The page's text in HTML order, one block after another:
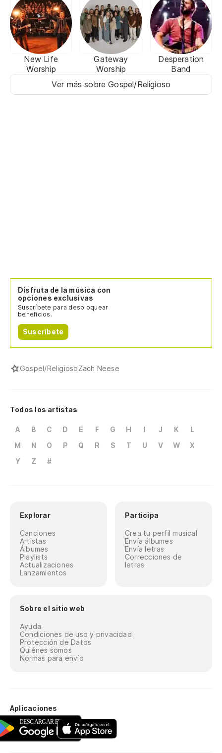
New Life
Worship
Gateway
Worship
Desperation
Band
Ver más sobre Gospel/Religioso
Disfruta de la música con
opciones exclusivas
Suscríbete para desbloquear
beneficios.
Suscríbete
Gospel/ReligiosoZach Neese
Todos los artistas
A B C D E F G H I J K
L
M
N O P Q R S T U V W
X
Y
Z #
Explorar
Canciones
Artistas
Álbumes
Playlists
Actualizaciones
Lanzamientos
Participa
Crea tu perfil musical
Envía álbumes
Envía letras
Correcciones de
letras
Sobre el sitio web
Ayuda
Condiciones de uso y privacidad
Protección de Datos
Quiénes somos
Normas para envío
Aplicaciones